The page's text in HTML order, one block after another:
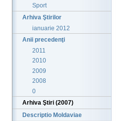
Sport
Arhiva Ştirilor
ianuarie 2012
Anii precedenţi
2011
2010
2009
2008
0
Arhiva Ştiri (2007)
Descriptio Moldaviae